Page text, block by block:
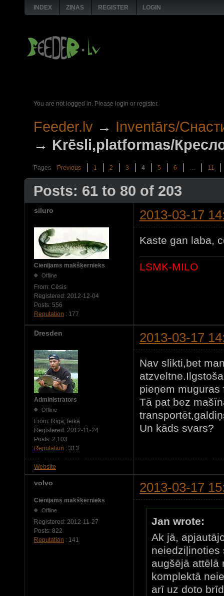
INDEX ZIŅAS REGISTER LOGIN
You are not logged in. Please login or register.
Feeder.lv → Inventārs/
→ Krēsli,platformas/
Pages Previous 1 2 3 4 5 6 … 11
Posts: 61 to 80 of 203
siluro 2013-03-17
Cienījams makšķernieks
Offline
From: Cēsis
Registered: 2012-12-04
Posts: 556
Reputation : 177
Kaste gan laba,
LSMK-MILO
Dresden 2013-03-17
Administrators
Offline
From: Rīga,Teika
Registered: 2012-11-24
Posts: 2,103
Reputation : 313
Nav slikti,bet
pieņem
Tā pat bez
Un kāds svars?
Website
volvo 2013-03-17
Cienījams makšķernieks
Offline
Registered: 2012-11-27
Posts: 822
Reputation : 141
Jan wrote:
Ak jā,
neiedziļinoties
augšējā attēlā
komplektā
arī uz doto